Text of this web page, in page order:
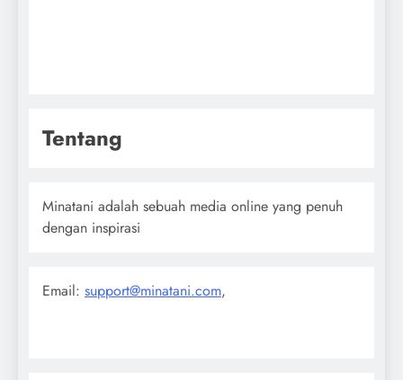
Tentang
Minatani adalah sebuah media online yang penuh
dengan inspirasi
Email: support@minatani.com,